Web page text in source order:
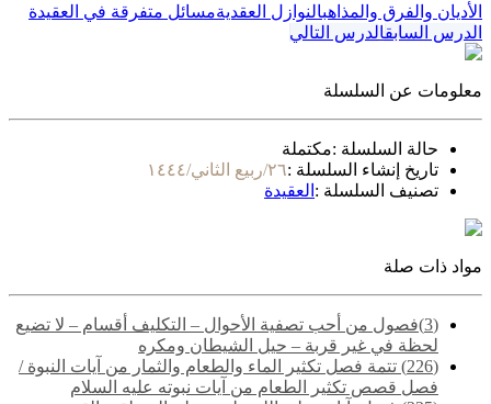
الأديان والفرق والمذاهبالنوازل العقديةمسائل متفرقة في العقيدة
الدرس السابقالدرس التالي
معلومات عن السلسلة
حالة السلسلة :مكتملة
تاريخ إنشاء السلسلة :٢٦/ربيع الثاني/١٤٤٤
تصنيف السلسلة : العقيدة
مواد ذات صلة
(3)فصول من أحب تصفية الأحوال – التكليف أقسام – لا تضيع
لحظة في غير قربة – حيل الشيطان ومكره
(226) تتمة فصل تكثير الماء والطعام والثمار من آيات النبوة /
فصل قصص تكثير الطعام من آيات نبوته عليه السلام